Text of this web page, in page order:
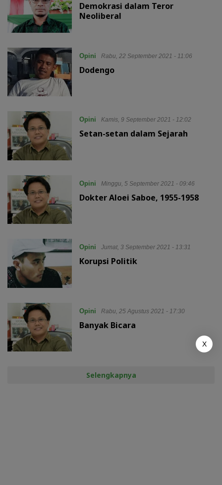
Demokrasi dalam Teror
Neoliberal
Opini Rabu, 22 September 2021 - 11:06
Dodengo
Opini Kamis, 9 September 2021 - 12:02
Setan-setan dalam Sejarah
Opini Minggu, 5 September 2021 - 09:46
Dokter Aloei Saboe, 1955-1958
Opini Jumat, 3 September 2021 - 13:31
Korupsi Politik
Opini Rabu, 25 Agustus 2021 - 17:30
Banyak Bicara
Selengkapnya
X